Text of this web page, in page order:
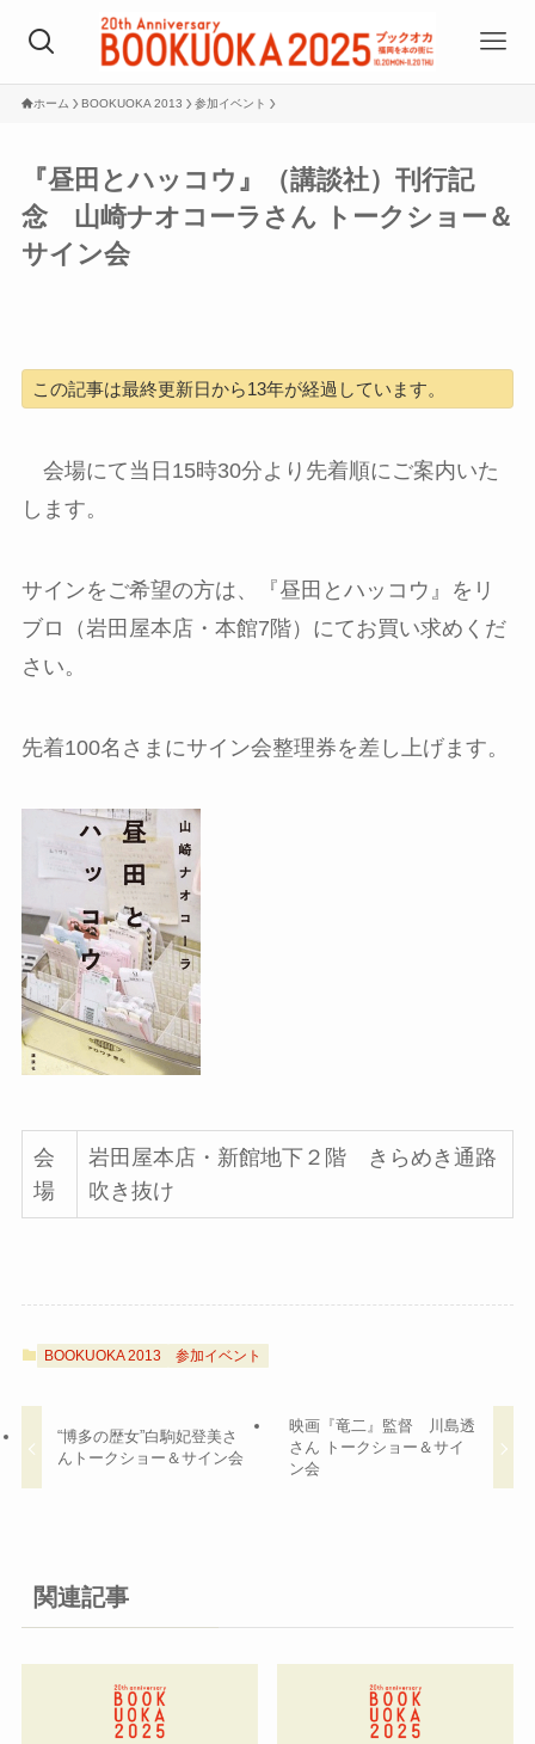
ホーム BOOKUOKA 2013 参加イベント
『昼田とハッコウ』（講談社）刊行記
念 山崎ナオコーラさん トークショー＆
サイン会
この記事は最終更新日から13年が経過しています。
会場にて当日15時30分より先着順にご案内いた
します。
サインをご希望の方は、『昼田とハッコウ』をリ
ブロ（岩田屋本店・本館7階）にてお買い求めくだ
さい。
先着100名さまにサイン会整理券を差し上げます。
会
場
岩田屋本店・新館地下２階 きらめき通路
吹き抜け
BOOKUOKA 2013 参加イベント
“博多の歴女”白駒妃登美さ
んトークショー＆サイン会
映画『竜二』監督 川島透
さん トークショー＆サイ
ン会
関連記事